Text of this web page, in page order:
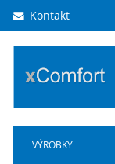
VÝROBKY
Kontakt